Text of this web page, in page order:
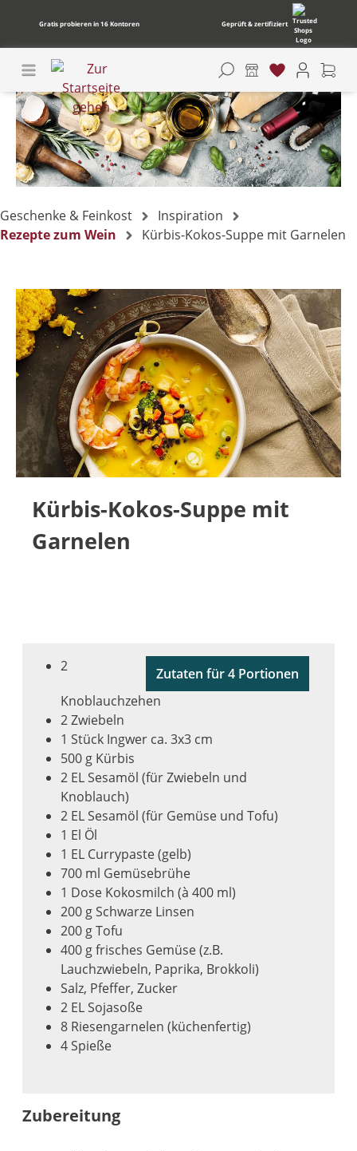
Gratis probieren in 16 Kontoren Geprüft & zertifiziert
Geschenke & Feinkost
Inspiration
Rezepte zum Wein
Kürbis-Kokos-Suppe mit Garnelen
Kürbis-Kokos-Suppe mit
Garnelen
Zutaten für 4 Portionen
2
Knoblauchzehen
2 Zwiebeln
1 Stück Ingwer ca. 3x3 cm
500 g Kürbis
2 EL Sesamöl (für Zwiebeln und
Knoblauch)
2 EL Sesamöl (für Gemüse und Tofu)
1 El Öl
1 EL Currypaste (gelb)
700 ml Gemüsebrühe
1 Dose Kokosmilch (à 400 ml)
200 g Schwarze Linsen
200 g Tofu
400 g frisches Gemüse (z.B.
Lauchzwiebeln, Paprika, Brokkoli)
Salz, Pfeffer, Zucker
2 EL Sojasoße
8 Riesengarnelen (küchenfertig)
4 Spieße
Zubereitung